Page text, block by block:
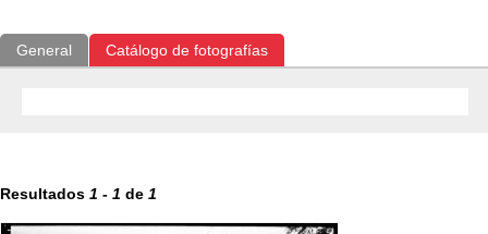
General Catálogo de fotografías
Resultados 1 - 1 de 1